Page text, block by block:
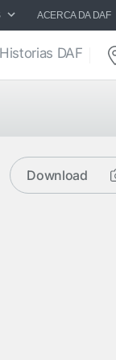
ACERCA DA DAF
Historias DAF
Download